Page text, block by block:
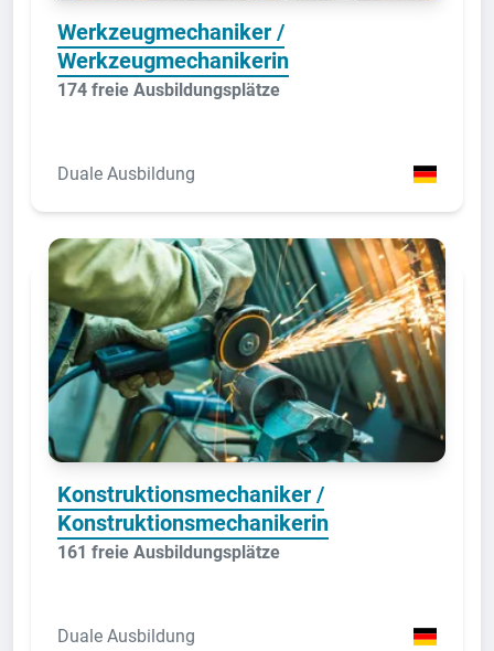
Werkzeugmechaniker /
Werkzeugmechanikerin
174 freie Ausbildungsplätze
Duale Ausbildung
Konstruktionsmechaniker /
Konstruktionsmechanikerin
161 freie Ausbildungsplätze
Duale Ausbildung